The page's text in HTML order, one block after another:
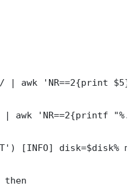
| awk 'NR==2{print
| awk 'NR==2{printf
[INFO] disk=$disk%
then